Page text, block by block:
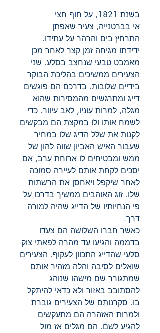
בשנת 1821, על חוף חצי
אי בברטנייה, צעיר שאפתן
התרחץ בים והרהר על עתידו.
ידידתו מגיחה זמן קצר לאחר מכן
מאמבט טבעי שנחצב בסלע. שני
הצעירים ממשיכים בהליכת הבוקר
בידיים שלובות. בדרכם הם פוגשים
דייג ומתרגשים מהמסירות שהוא
מגלה, למרות עוניו, לאב עיוור. כדי
לשמח אותו ולו במקצת הם מבקשים
לקנות את שלל הדיג שלו במחיר
שעבור האיש האביון שווה להון של
ממש ומבטיחים לו ארוחת ערב, אם
יסכים לקחת אותם לעיירה סמוכה
לאחר שיקפל ויאחסן את הרשתות
שלו. זוג האוהבים ממשיך בדרכו על
פי הנחיותיו של הדייג שהיה למורה
דרך.
כאשר חברו השלושה הם צעדו
בדממה והגיעו עד מהרה לפאתי צוק
סלעי שהדייג התכוון לעקוף. הצעירים
שואלים לסיבה והלה מזהיר אותם
שמתגורר שם מישהו שנוהג
להסתובב באזור ולא כדאי להיתקל
בו. סקרנותם של הצעירים גוברת
ולמרות האזהרה הם מתעקשים
להגיע לשם. הם מגלים אז מול